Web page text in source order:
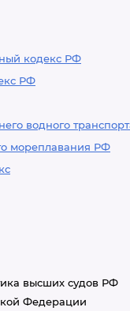
кодекс РФ
РФ
водного
мореплавания РФ
высших судов РФ
Федерации